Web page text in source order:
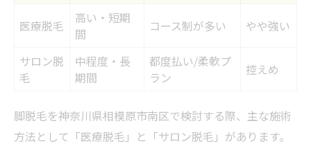
医療脱毛
高い・短期
間
コース制が多い やや強い
サロン脱
毛
中程度・長
期間
都度払い/柔軟プ
ラン
控えめ
脚脱毛を神奈川県相模原市南区で検討する際、主な施術
方法として「医療脱毛」と「サロン脱毛」があります。